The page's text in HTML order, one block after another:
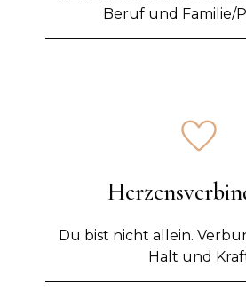
Beruf und Familie/
Du bist nicht allein.
Halt und